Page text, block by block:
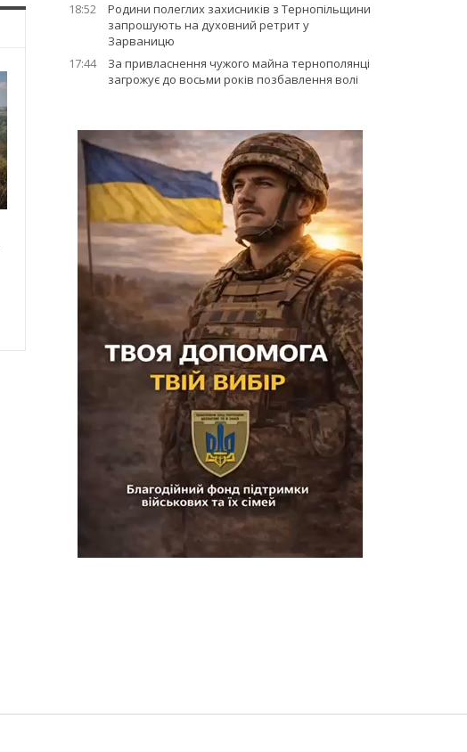
18:52
Родини полеглих захисників з Тернопільщини
запрошують на духовний ретрит у
Зарваницю
17:44
За привласнення чужого майна тернополянці
загрожує до восьми років позбавлення волі